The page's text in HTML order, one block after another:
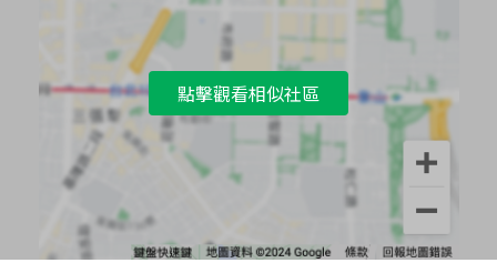
點擊觀看相似社區